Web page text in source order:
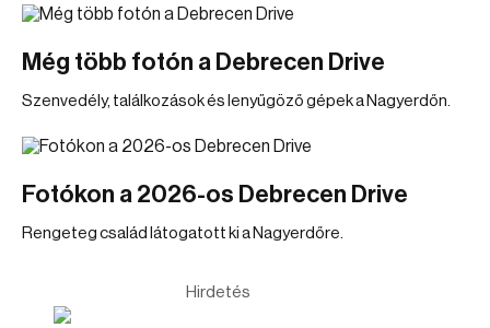
Még több fotón a Debrecen Drive
Szenvedély, találkozások és lenyűgöző gépek a Nagyerdőn.
Fotókon a 2026-os Debrecen Drive
Rengeteg család látogatott ki a Nagyerdőre.
Hirdetés